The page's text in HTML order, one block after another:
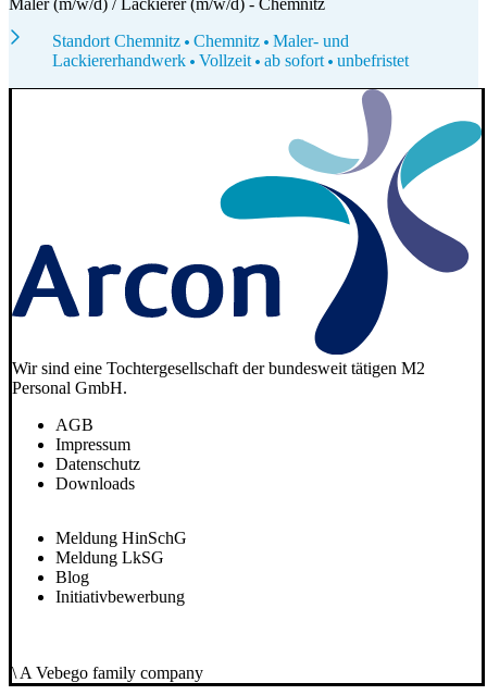
Maler (m/w/d) / Lackierer (m/w/d) - Chemnitz
Standort Chemnitz
Chemnitz
Maler- und
Lackiererhandwerk
Vollzeit ab sofort unbefristet
Wir sind eine Tochtergesellschaft der bundesweit tätigen M2
Personal GmbH.
AGB
Impressum
Datenschutz
Downloads
Meldung HinSchG
Meldung LkSG
Blog
Initiativbewerbung
\ A Vebego family company